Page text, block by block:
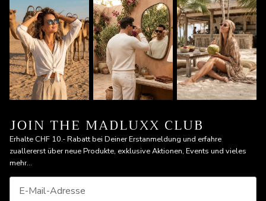
JOIN THE MADLUXX CLUB
Erhalte CHF 10.- Rabatt bei Deiner Erstanmeldung und erfahre
zuallererst über neue Produkte, exklusive Aktionen, Events und vieles
mehr...